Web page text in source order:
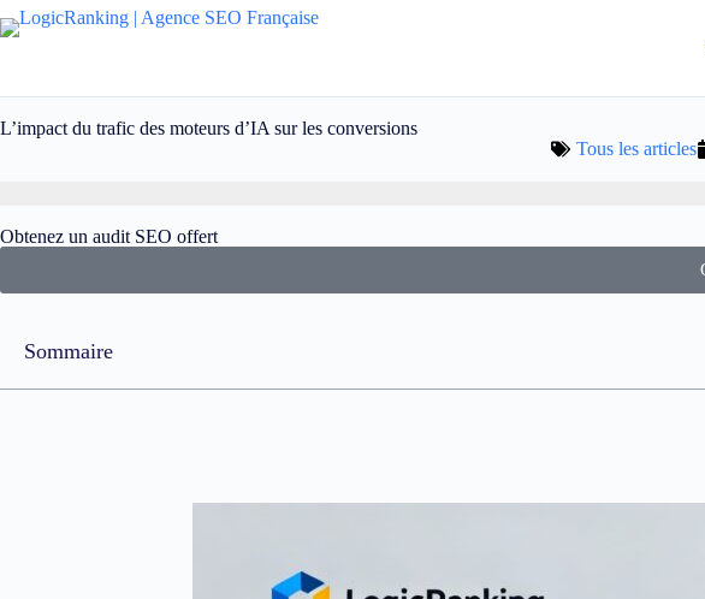
L’impact du trafic des moteurs d’IA sur les conversions
Tous les articles
Obtenez un audit SEO offert
Sommaire